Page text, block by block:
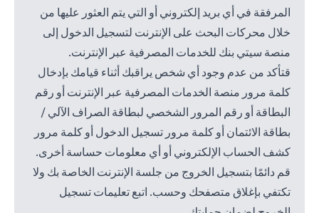
المرفقة في أي بريد إلكتروني أو التي يتم العثور عليها من
خلال محركات البحث على الإنترنت لتسجيل الدخول إلى
منصة سيتي بنك للخدمات المصرفية عبر الإنترنت.
قتأكد من عدم وجود أي شخص يراقبك أثناء قيامك بإدخال
كلمة مرور منصة الخدمات المصرفية عبر الإنترنت أو رقم
البطاقة أو رقم المرور الشخصي لبطاقة الصراف الآلي /
بطاقة الائتمان أو كلمة مرور تسجيل الدخول أو كلمة مرور
كشف الحساب الإلكتروني أو أي معلومات حساسة أخرى.
قم دائمًا بتسجيل الخروج من جلسة الإنترنت الخاصة بك ولا
تكتفي بإغلاق متصفحك وحسب. اتبع تعليمات تسجيل